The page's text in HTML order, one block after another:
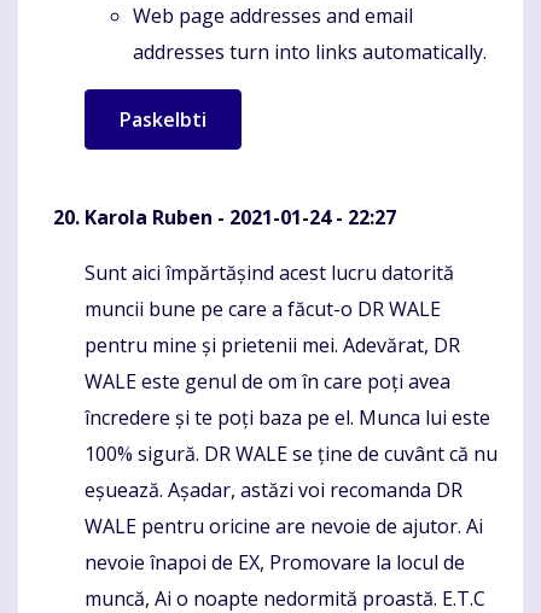
Web page addresses and email
addresses turn into links automatically.
Karola Ruben - 2021-01-24 - 22:27
Komentaras
Sunt aici împărtășind acest lucru datorită
muncii bune pe care a făcut-o DR WALE
pentru mine și prietenii mei. Adevărat, DR
WALE este genul de om în care poți avea
încredere și te poți baza pe el. Munca lui este
100% sigură. DR WALE se ține de cuvânt că nu
eșuează. Așadar, astăzi voi recomanda DR
WALE pentru oricine are nevoie de ajutor. Ai
nevoie înapoi de EX, Promovare la locul de
muncă, Ai o noapte nedormită proastă. E.T.C